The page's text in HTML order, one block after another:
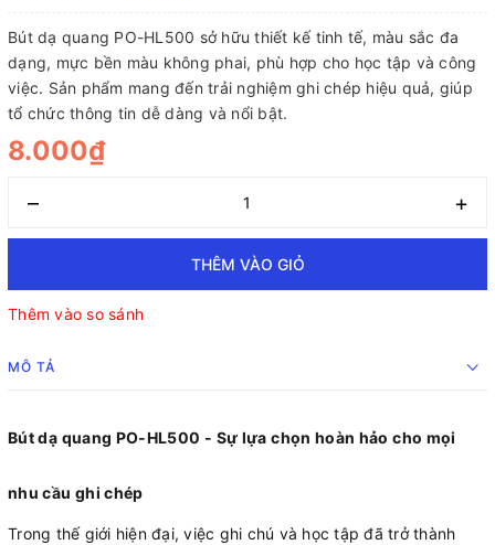
Bút dạ quang PO-HL500 sở hữu thiết kế tinh tế, màu sắc đa
dạng, mực bền màu không phai, phù hợp cho học tập và công
việc. Sản phẩm mang đến trải nghiệm ghi chép hiệu quả, giúp
tổ chức thông tin dễ dàng và nổi bật.
8.000₫
– +
THÊM VÀO GIỎ
Thêm vào so sánh
MÔ TẢ
Bút dạ quang PO-HL500 - Sự lựa chọn hoàn hảo cho mọi
nhu cầu ghi chép
Trong thế giới hiện đại, việc ghi chú và học tập đã trở thành